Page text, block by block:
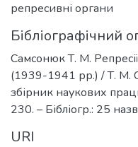
репресивні органи
Бібліографічний
Самсонюк Т. М. Репресії
(1939-1941 рр.) / Т. М.
збірник наукових
230. – Бібліогр.: 25
URI